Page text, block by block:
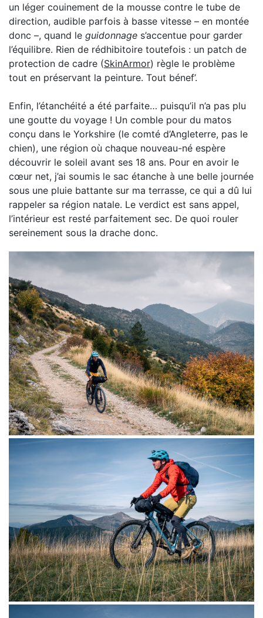
un léger couinement de la mousse contre le tube de
direction, audible parfois à basse vitesse – en montée
donc –, quand le guidonnage s’accentue pour garder
l’équilibre. Rien de rédhibitoire toutefois : un patch de
protection de cadre (SkinArmor) règle le problème
tout en préservant la peinture. Tout bénef’.
Enfin, l’étanchéité a été parfaite… puisqu’il n’a pas plu
une goutte du voyage ! Un comble pour du matos
conçu dans le Yorkshire (le comté d’Angleterre, pas le
chien), une région où chaque nouveau-né espère
découvrir le soleil avant ses 18 ans. Pour en avoir le
cœur net, j’ai soumis le sac étanche à une belle journée
sous une pluie battante sur ma terrasse, ce qui a dû lui
rappeler sa région natale. Le verdict est sans appel,
l’intérieur est resté parfaitement sec. De quoi rouler
sereinement sous la drache donc.